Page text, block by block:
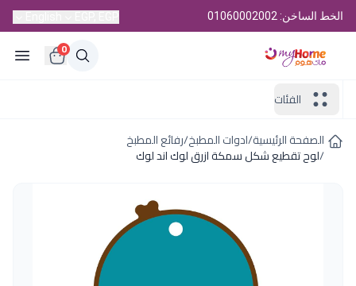
الخط الساخن: 01060002002
0
الفئات
الصفحة الرئيسية/ادوات المطبخ/رفائع المطبخ
/لوح تقطيع شكل سمكة ازرق لوك اند لوك